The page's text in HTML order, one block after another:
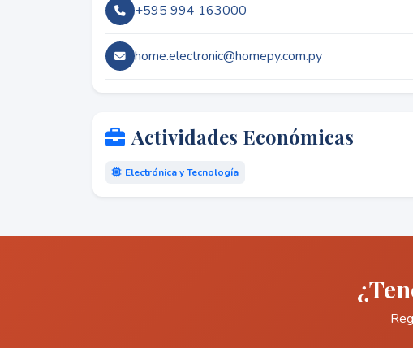
+595 994 163000
home.electronic@homepy.com.py
Actividades Económicas
Electrónica y Tecnología